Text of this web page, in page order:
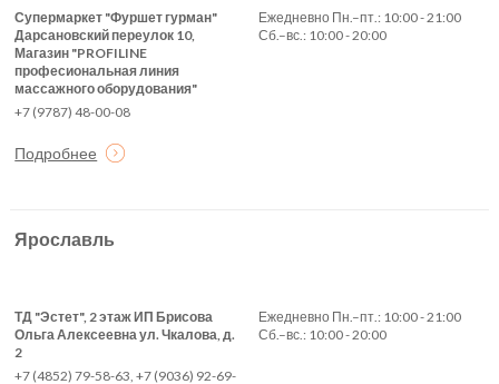
Супермаркет "Фуршет гурман"
Дарсановский переулок 10,
Магазин "PROFILINE
професиональная линия
массажного оборудования"
+7 (9787) 48-00-08
Подробнее
Ежедневно Пн.–пт.: 10:00 - 21:00
Сб.–вс.: 10:00 - 20:00
Ярославль
ТД "Эстет", 2 этаж ИП Брисова
Ольга Алексеевна ул. Чкалова, д.
2
+7 (4852) 79-58-63, +7 (9036) 92-69-
Ежедневно Пн.–пт.: 10:00 - 21:00
Сб.–вс.: 10:00 - 20:00